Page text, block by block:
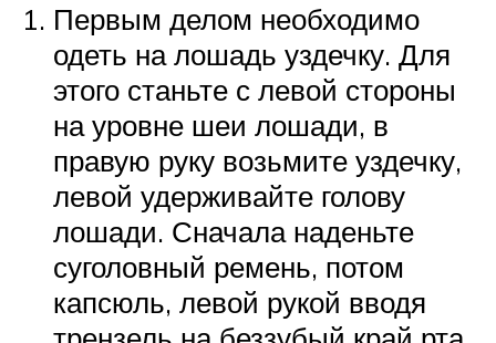
Первым делом необходимо
одеть на лошадь уздечку. Для
этого станьте с левой стороны
на уровне шеи лошади, в
правую руку возьмите уздечку,
левой удерживайте голову
лошади. Сначала наденьте
суголовный ремень, потом
капсюль, левой рукой вводя